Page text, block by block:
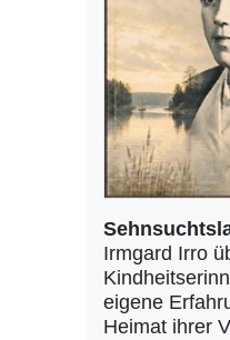
Irmgard Irro
eigene
Heimat ihrer